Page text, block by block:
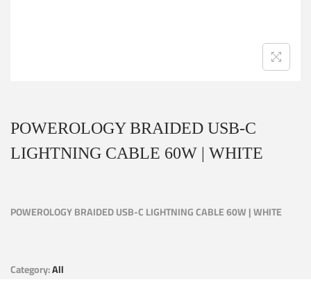
POWEROLOGY BRAIDED USB-C
LIGHTNING CABLE 60W | WHITE
POWEROLOGY BRAIDED USB-C LIGHTNING CABLE 60W | WHITE
Category:All